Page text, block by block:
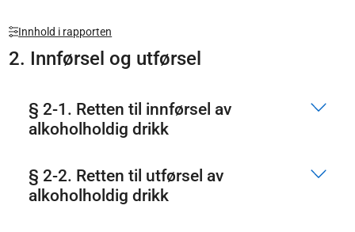
Innhold i rapporten
2. Innførsel og utførsel
§ 2-1. Retten til innførsel av
alkoholholdig drikk
§ 2-2. Retten til utførsel av
alkoholholdig drikk